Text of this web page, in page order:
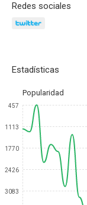
Redes sociales
Estadísticas
Popularidad
457
1113
1770
2426
3083